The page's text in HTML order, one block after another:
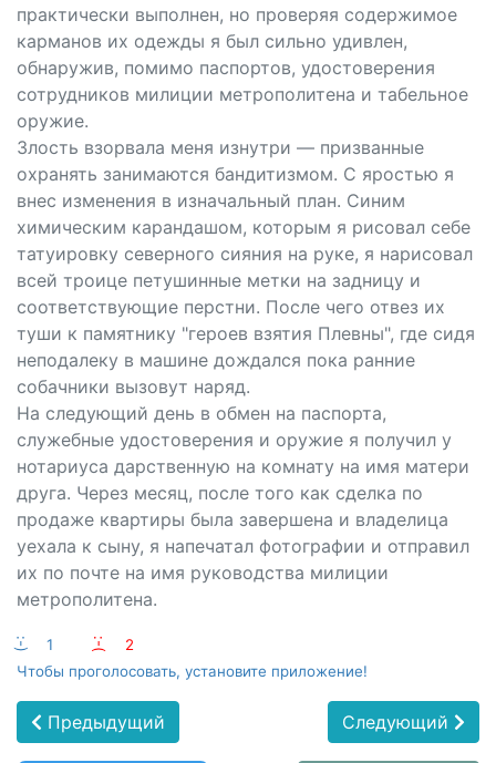
практически выполнен, но проверяя содержимое
карманов их одежды я был сильно удивлен,
обнаружив, помимо паспортов, удостоверения
сотрудников милиции метрополитена и табельное
оружие.
Злость взорвала меня изнутри — призванные
охранять занимаются бандитизмом. С яростью я
внес изменения в изначальный план. Синим
химическим карандашом, которым я рисовал себе
татуировку северного сияния на руке, я нарисовал
всей троице петушинные метки на задницу и
соответствующие перстни. После чего отвез их
туши к памятнику "героев взятия Плевны", где сидя
неподалеку в машине дождался пока ранние
собачники вызовут наряд.
На следующий день в обмен на паспорта,
служебные удостоверения и оружие я получил у
нотариуса дарственную на комнату на имя матери
друга. Через месяц, после того как сделка по
продаже квартиры была завершена и владелица
уехала к сыну, я напечатал фотографии и отправил
их по почте на имя руководства милиции
метрополитена.
:-) 1 :-(
2
Чтобы проголосовать, установите приложение!
Предыдущий Следующий